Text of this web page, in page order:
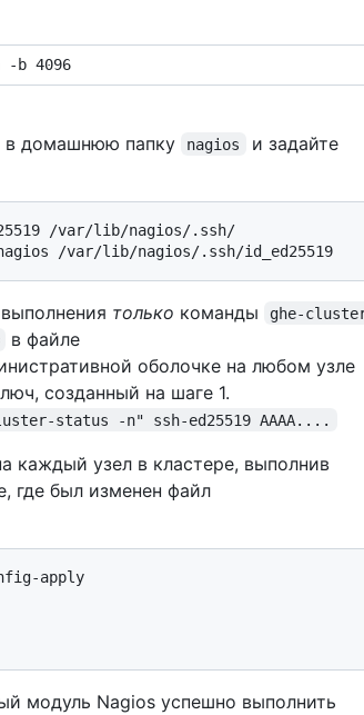
в домашнюю папку nagios
и задайте
/var/lib/nagios/.ssh/
только команды
ghe-
в файле
оболочке на любом узле
созданный на шаге 1.
status -n" ssh-ed25519 AAAA....
каждый узел в кластере, выполнив
где был изменен файл
модуль Nagios успешно выполнить